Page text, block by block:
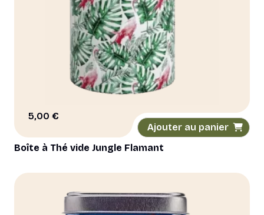
5,00 €
Ajouter au panier
Boîte à Thé vide Jungle Flamant